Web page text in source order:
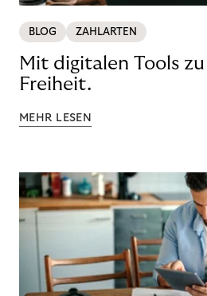
BLOG ZAHLARTEN
Mit digitalen Tools
Freiheit.
MEHR LESEN